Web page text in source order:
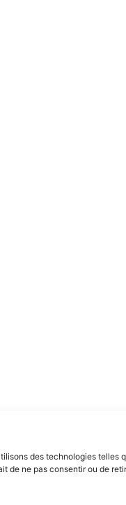
des technologies
de ne pas consentir ou de